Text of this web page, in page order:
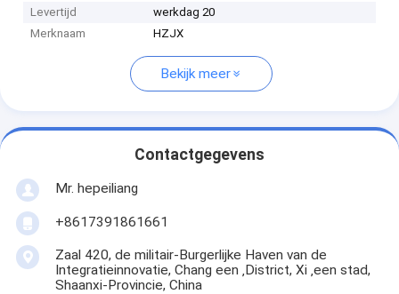
Levertijd
werkdag 20
Merknaam
HZJX
Bekijk meer
Contactgegevens
Mr. hepeiliang
+8617391861661
Zaal 420, de militair-Burgerlijke Haven van de
Integratieinnovatie, Chang een ‚District, Xi ‚een stad,
Shaanxi-Provincie, China